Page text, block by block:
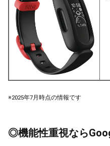
※2025年7月時点の情報です
◎機能性重視なら